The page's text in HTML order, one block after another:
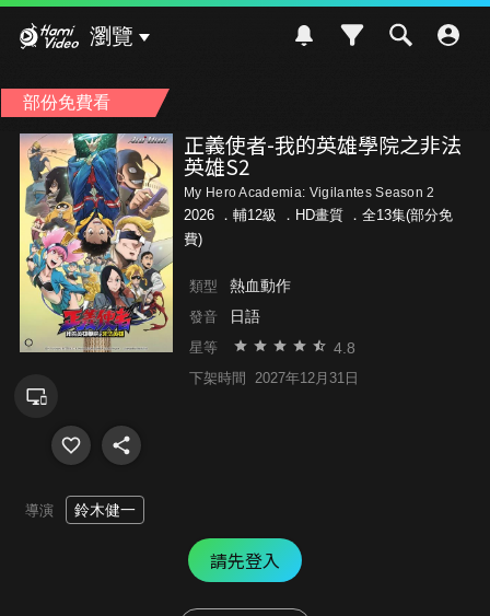
瀏覽
部份免費看
正義使者-我的英雄學院之非法
英雄S2
My Hero Academia: Vigilantes Season 2
2026 ． 輔12級
．HD畫質 ．全13集(部分免
費)
類型 熱血動作
發音 日語
星等 4.8
下架時間 2027年12月31日
導演 鈴木健一
請先登入